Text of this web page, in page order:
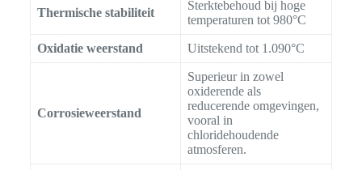
Thermische stabiliteit
Sterktebehoud bij hoge
temperaturen tot 980°C
Oxidatie weerstand Uitstekend tot 1.090°C
Corrosieweerstand
Superieur in zowel
oxiderende als
reducerende omgevingen,
vooral in
chloridehoudende
atmosferen.